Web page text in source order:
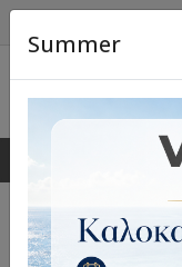
Summer